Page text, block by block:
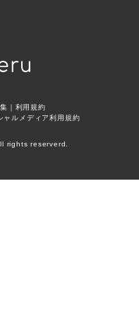
利用規約
ャルメディア利用規約
rights reserverd.